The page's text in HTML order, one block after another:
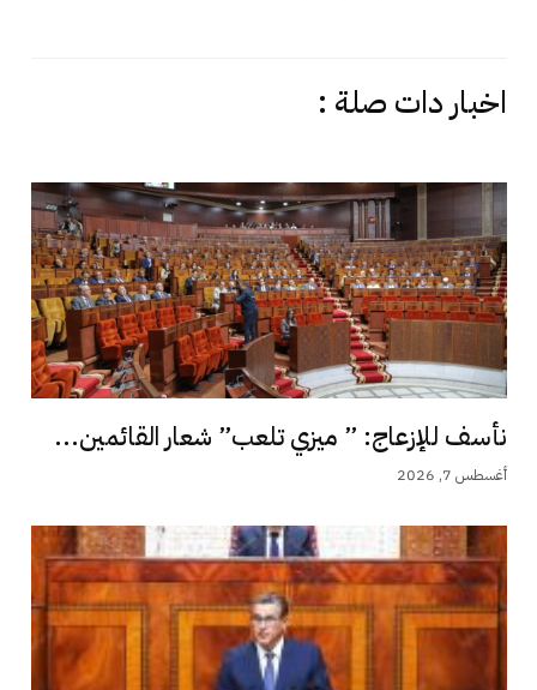
اخبار دات صلة :
نأسف للإزعاج: ” ميزي تلعب” شعار القائمين...
أغسطس 7, 2026